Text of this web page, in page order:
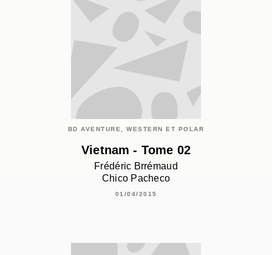
BD AVENTURE, WESTERN ET POLAR
Vietnam - Tome 02
Frédéric Brrémaud
Chico Pacheco
01/04/2015